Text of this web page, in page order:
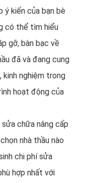
ý kiến của bạn bè
có thể tìm hiểu
gỡ, bàn bạc về
đã và đang cung
kinh nghiệm trong
hoạt động của
chữa nâng cấp
nhà thầu nào
chi phí sửa
hợp nhất với